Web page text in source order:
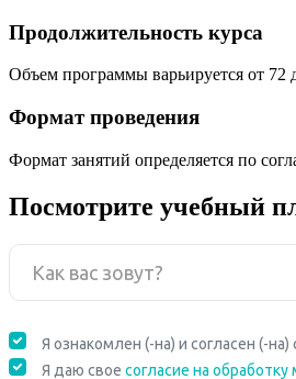
Продолжительность курса
Объем программы варьируется от 72
Формат проведения
Формат занятий определяется по
Посмотрите учебный